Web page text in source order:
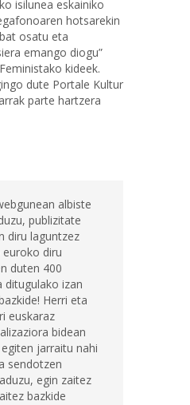
isilunea eskainiko
hotsarekin
osatu eta
emango diogu”
kideek.
dute Portale Kultur
parte hartzera
albiste
publizitate
diru laguntzez
diru
duten 400
ditugulako izan
Herri eta
euskaraz
bidean
jarraitu nahi
sendotzen
egin zaitez
bazkide